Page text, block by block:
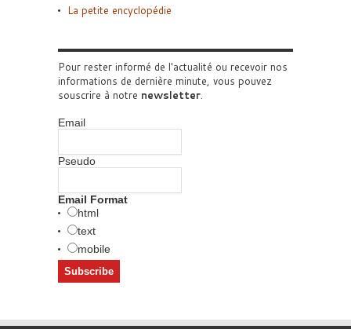
La petite encyclopédie
Pour rester informé de l'actualité ou recevoir nos
informations de dernière minute, vous pouvez
souscrire à notre newsletter.
Email
Pseudo
Email Format
html
text
mobile